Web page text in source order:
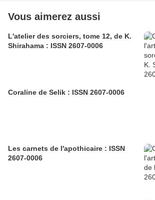
Vous aimerez aussi
L'atelier des sorciers, tome 12, de K.
Shirahama : ISSN 2607-0006
Coraline de Selik : ISSN 2607-0006
Les carnets de l'apothicaire : ISSN
2607-0006